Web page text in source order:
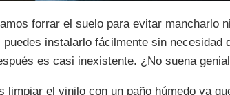
forrar el suelo para evitar mancharlo
instalarlo fácilmente sin necesidad
es casi inexistente. ¿No suena
limpiar el vinilo con un paño húmedo ya